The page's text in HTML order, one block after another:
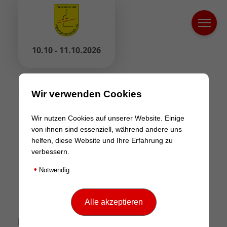
10.10 - 11.10.2026
LOGIN
Passwort vergessen?
Wir verwenden Cookies
Wir nutzen Cookies auf unserer Website. Einige
von ihnen sind essenziell, während andere uns
helfen, diese Website und Ihre Erfahrung zu
verbessern.
• Notwendig